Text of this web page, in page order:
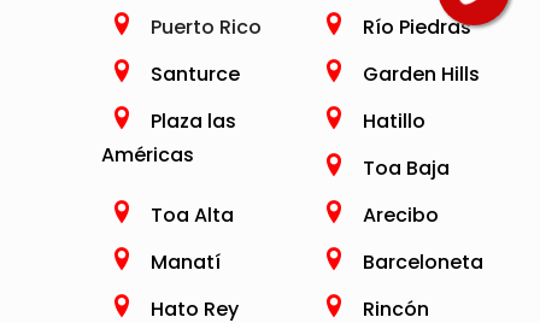
Puerto Rico
Río Piedras
Santurce
Garden Hills
Plaza las
Américas
Hatillo
Toa Baja
Toa Alta
Arecibo
Manatí
Barceloneta
Hato Rey
Rincón